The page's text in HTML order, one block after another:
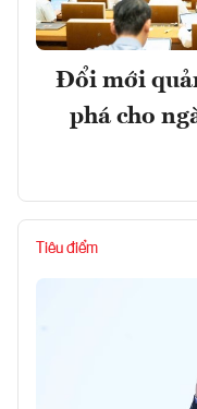
Đổi mới
phá cho
Tiêu điểm